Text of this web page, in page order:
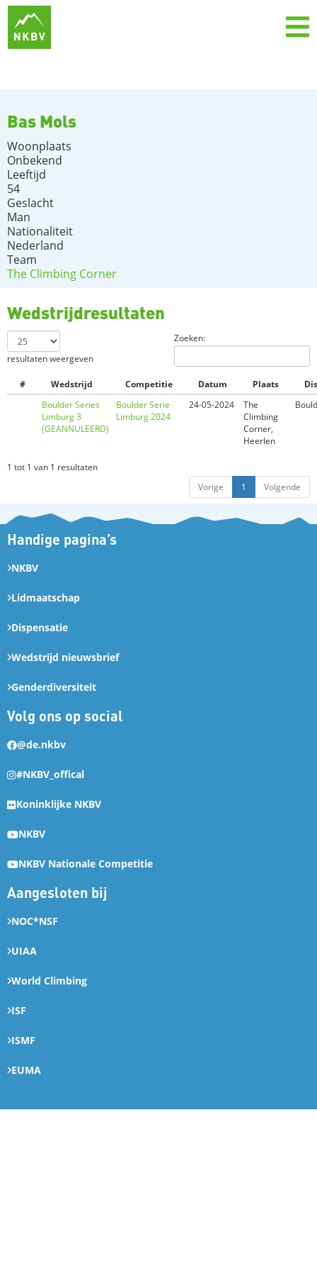
Bas Mols
Woonplaats
Onbekend
Leeftijd
54
Geslacht
Man
Nationaliteit
Nederland
Team
The Climbing Corner
Wedstrijdresultaten
resultaten weergeven
Zoeken:
# Wedstrijd Competitie Datum Plaats
Boulder Series
Limburg 3
(GEANNULEERD)
Boulder Serie
Limburg 2024
24-05-2024
The
Climbing
Corner,
Heerlen
1 tot 1 van 1 resultaten
Vorige
1 Volgende
Handige pagina’s
NKBV
Lidmaatschap
Dispensatie
Wedstrijd nieuwsbrief
Genderdiversiteit
Volg ons op social
@de.nkbv
#NKBV_offical
Koninklijke NKBV
NKBV
NKBV Nationale Competitie
Aangesloten bij
NOC*NSF
UIAA
World Climbing
ISF
ISMF
EUMA